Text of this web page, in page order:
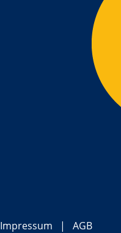
Impressum
AGB